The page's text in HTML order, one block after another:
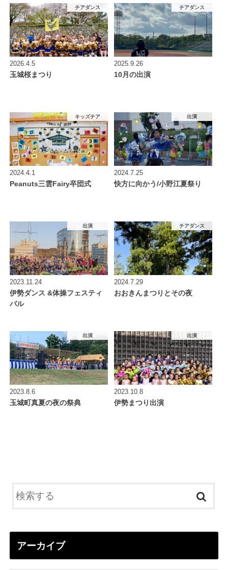
チアダンス
2026.4.5
玉城桜まつり
チアダンス
2025.9.26
10月の出演
キッズチア
2024.4.1
Peanuts三雲Fairy卒団式
出演
2024.7.25
快方に向かう/小野江夏祭り
出演
2023.11.24
伊勢ダンス &体操フェスティ
バル
チアダンス
2024.7.29
おおきんまつりとその夜
出演
2023.8.6
玉城町真夏の夜の祭典
出演
2023.10.8
伊勢まつり出演
アーカイブ